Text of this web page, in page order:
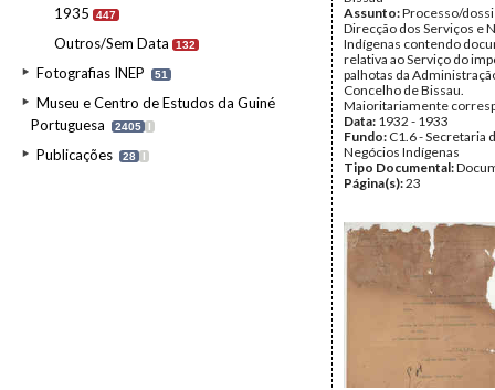
1935 447
Outros/Sem Data 132
Fotografias INEP 51
Museu e Centro de Estudos da Guiné
Portuguesa
2405 I
Publicações 28 I
Assunto:Processo/
Direcção dos Serviços e
Indígenas contendo
relativa ao Serviço do
palhotas da
Concelho de Bissau.
Maioritariamente
Data: 1932 - 1933
Fundo: C1.6 - Secretaria
Negócios Indígenas
Tipo Documental:
Página(s):23